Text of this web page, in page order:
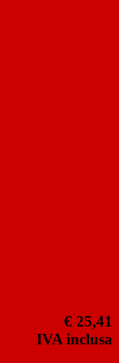
€ 25,41
IVA inclusa